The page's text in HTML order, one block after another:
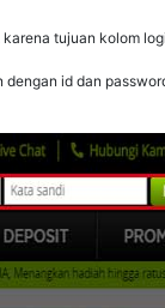
tujuan kolom
id dan